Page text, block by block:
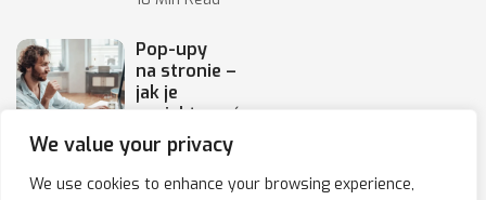
We value your privacy
We use cookies to enhance your browsing experience,
Pop-upy
na stronie –
jak je
projektować,
by
10 Min Read